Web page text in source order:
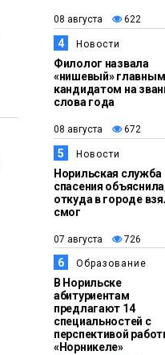
15:11
07 августа
Спорт
08 августа 622
4 Новости
Филолог назвала
«нишевый» главным
кандидатом на
слова года
08 августа 672
5 Новости
Норильская служба
спасения
откуда в городе
смог
07 августа 726
6 Образование
В Норильске
абитуриентам
предлагают 14
специальностей с
перспективой
«Норникеле»